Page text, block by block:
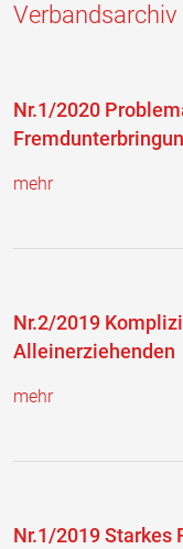
Verbandsarchiv
Nr.1/2020
mehr
Nr.2/2019
Alleinerziehenden
mehr
Nr.1/2019 Starkes